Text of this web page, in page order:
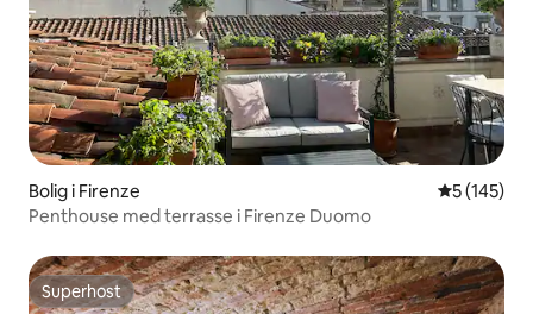
Bolig i Firenze 5 ud af 5 i
5 (145)
Penthouse med terrasse i Firenze Duomo
Superhost
Superhost